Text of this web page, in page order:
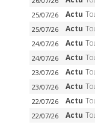
25/07/26 Actu Tour
25/07/26 Actu Tour
24/07/26 Actu Tour
24/07/26 Actu Tour
23/07/26 Actu Tour
23/07/26 Actu Tour
22/07/26 Actu Tour
22/07/26 Actu Tour